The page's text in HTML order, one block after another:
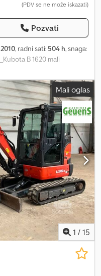
(PDV se ne može iskazati)
Pozvati
2010, radni sati: 504 h, snaga:
B 1620 mali
2020Radnih sati:
2 nazad, 19
moguća 2 DVKabina sa
utovarivač sa
razlikeSkladišna
Absijha
Mali oglas
1 / 15